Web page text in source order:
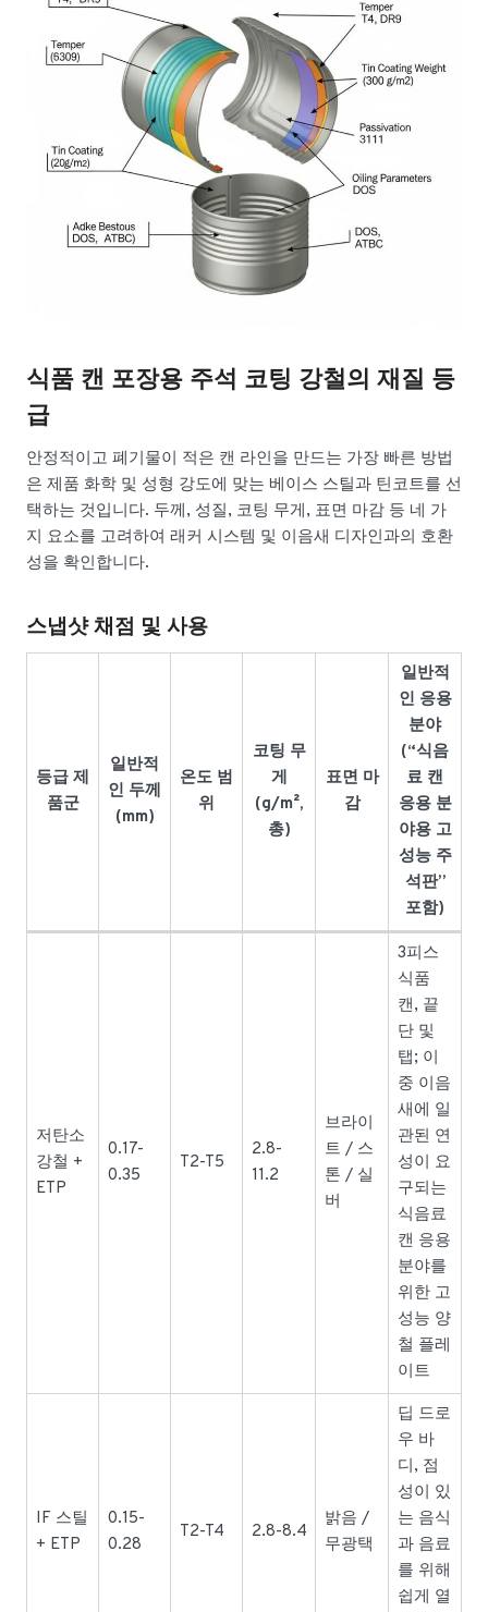
식품 캔 포장용 주석 코팅 강철의 재질 등
급
안정적이고 폐기물이 적은 캔 라인을 만드는 가장 빠른 방법
은 제품 화학 및 성형 강도에 맞는 베이스 스틸과 틴코트를 선
택하는 것입니다. 두께, 성질, 코팅 무게, 표면 마감 등 네 가
지 요소를 고려하여 래커 시스템 및 이음새 디자인과의 호환
성을 확인합니다.
스냅샷 채점 및 사용
등급 제
품군
일반적
인 두께
(mm)
온도 범
위
코팅 무
게
(g/m²,
총)
표면 마
감
일반적
인 응용
분야
(“식음
료 캔
응용 분
야용 고
성능 주
석판”
포함)
저탄소
강철 +
ETP
0.17-
0.35
T2-T5
2.8-
11.2
브라이
트 / 스
톤 / 실
버
3피스
식품
캔, 끝
단 및
탭; 이
중 이음
새에 일
관된 연
성이 요
구되는
식음료
캔 응용
분야를
위한 고
성능 양
철 플레
이트
IF 스틸
+ ETP
0.15-
0.28
T2-T4 2.8-8.4
밝음 /
무광택
딥 드로
우 바
디, 점
성이 있
는 음식
과 음료
를 위해
쉽게 열